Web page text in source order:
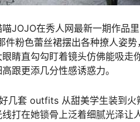
JOJO在秀人网最新一期作品
粉色蕾丝裙摆出各种撩人姿
睛直勾勾盯着镜头仿佛能吸走
跟更添几分性感诱惑力。
几套 outfits 从甜美学生装到火
打在她锁骨上泛着细腻光泽让